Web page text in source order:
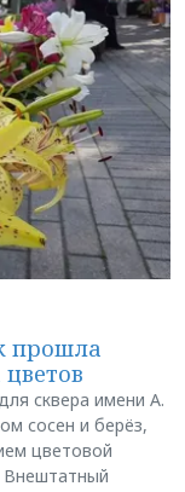
прошла
сквера имени А.
сосен и берёз,
цветовой
Внештатный